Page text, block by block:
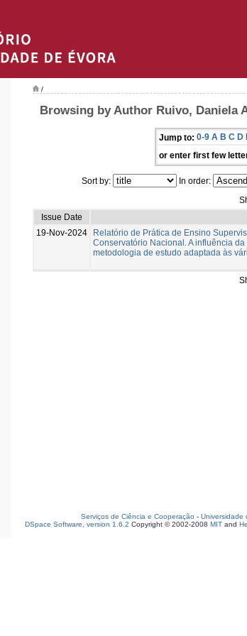
/
Browsing by Author Ruivo, Daniela
Jump to: 0-9 A B C D
or enter first few
Sort by: In order:
Issue Date
19-Nov-2024
Relatório de Prática de Ensino
Conservatório Nacional. A influência
metodologia de estudo adaptada às
Serviços de Ciência e Cooperação - Universidade
DSpace Software, version 1.6.2 Copyright © 2002-2008 MIT and